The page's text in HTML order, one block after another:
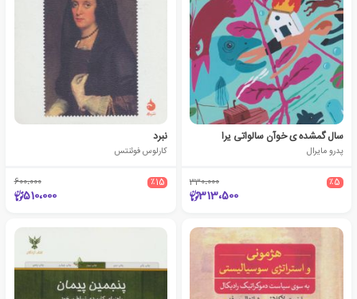
سال گمشده ی خوآن سالواتی یرا
پدرو مایرال
٪5 330،000
313،500
نبرد
کارلوس فوئنتس
٪15 600،000
510،000